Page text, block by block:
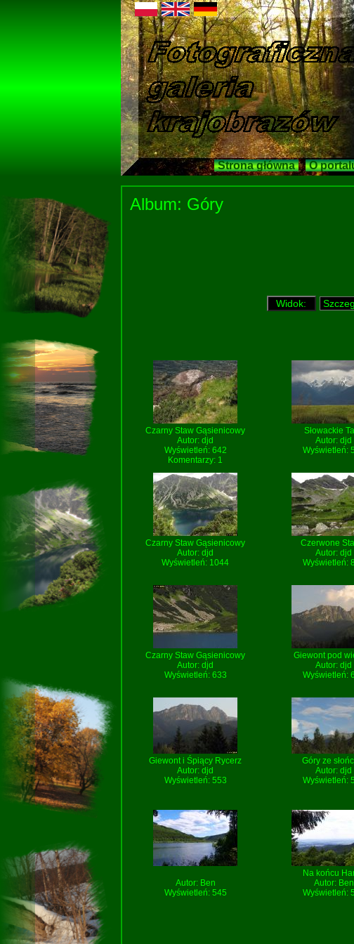
Strona główna O
Album: Góry
Czarny Staw Gąsienicowy
Autor:djd
Wyświetleń: 642
Komentarzy: 1
Słowackie
Autor:djd
Wyświetleń:
Czarny Staw Gąsienicowy
Autor:djd
Wyświetleń: 1044
Czerwone
Autor:djd
Wyświetleń:
Czarny Staw Gąsienicowy
Autor:djd
Wyświetleń: 633
Giewont pod
Autor:djd
Wyświetleń:
Giewont i Śpiący Rycerz
Autor:djd
Wyświetleń: 553
Góry ze
Autor:djd
Wyświetleń:
Autor: Ben
Wyświetleń: 545
Na końcu
Autor: Ben
Wyświetleń: